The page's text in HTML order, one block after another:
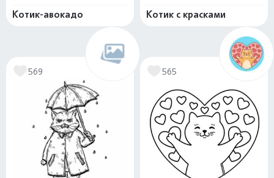
Котик-авокадо Котик с красками
569 565